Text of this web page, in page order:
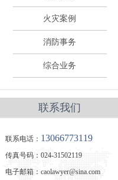
火灾案例
消防事务
综合业务
联系我们
联系电话： 13066773119
传真号码：024-31502119
电子邮箱：caolawyer@sina.com